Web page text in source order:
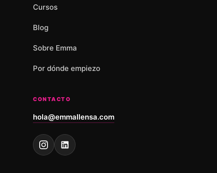
Cursos
Blog
Sobre Emma
Por dónde empiezo
CONTACTO
hola@emmallensa.com